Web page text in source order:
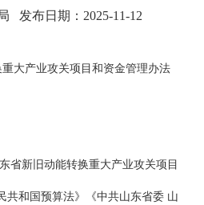
发布日期：2025-11-12
大产业攻关项目和资金管理办法
省新旧动能转换重大产业攻关项目
共和国预算法》《中共山东省委 山